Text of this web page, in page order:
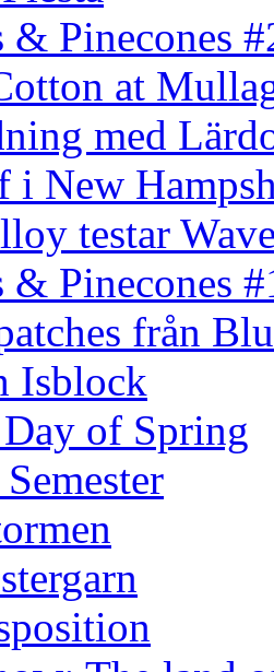
& Pinecones
at
med
i New
testar
& Pinecones
från
Isblock
of Spring